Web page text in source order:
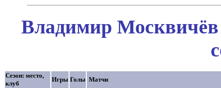
Владимир Москвичёв
Сезон: место,
клуб
Игры Голы Матчи